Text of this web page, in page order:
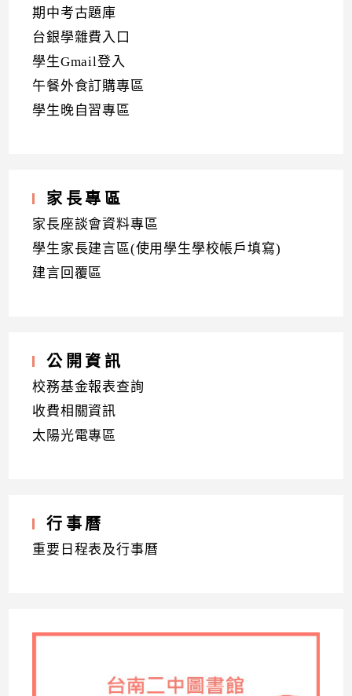
期中考古題庫
台銀學雜費入口
學生Gmail登入
午餐外食訂購專區
學生晚自習專區
家長專區
家長座談會資料專區
學生家長建言區(使用學生學校帳戶填寫)
建言回覆區
公開資訊
校務基金報表查詢
收費相關資訊
太陽光電專區
行事曆
重要日程表及行事曆